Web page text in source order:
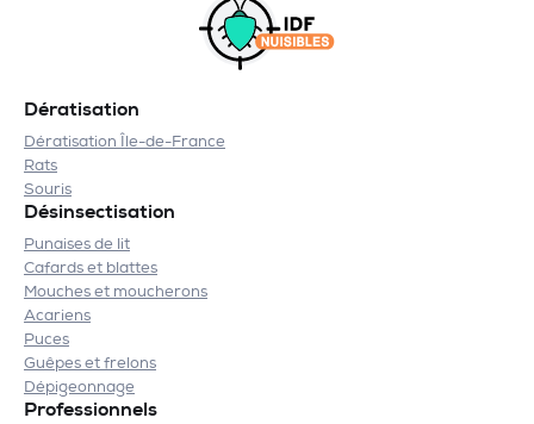
Dératisation
Dératisation Île-de-France
Rats
Souris
Désinsectisation
Punaises de lit
Cafards et blattes
Mouches et moucherons
Acariens
Puces
Guêpes et frelons
Dépigeonnage
Professionnels